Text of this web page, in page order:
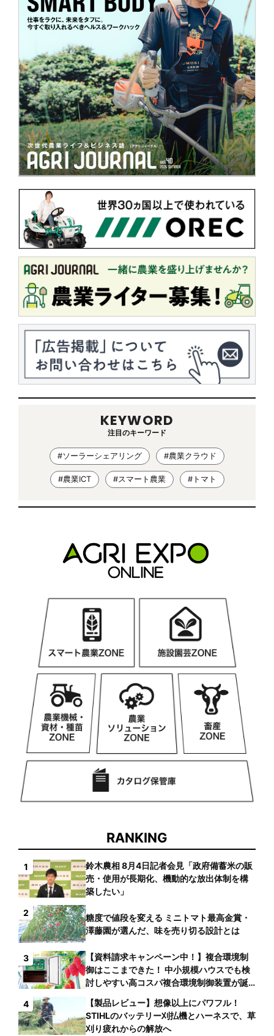
KEYWORD
注目のキーワード
#ソーラーシェアリング #農業クラウド
#農業ICT #スマート農業 #トマト
RANKING
1
鈴木農相 8月4日記者会見「政府備蓄米の販
売・使用が長期化、機動的な放出体制を構
築したい」
2
糖度で値段を変える ミニトマト最高金賞・
澤藤園が選んだ、味を売り切る設計とは
3
【資料請求キャンペーン中！】複合環境制
御はここまできた！ 中小規模ハウスでも検
討しやすい高コスパ複合環境制御装置が誕
4
【製品レビュー】想像以上にパワフル！
STIHLのバッテリー刈払機とハーネスで、草
刈り疲れからの解放へ